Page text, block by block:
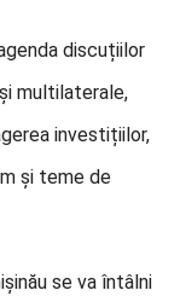
discuțiilor
multilaterale,
investițiilor,
și teme de
se va întâlni